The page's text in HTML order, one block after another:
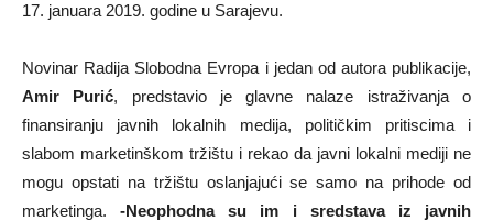
17. januara 2019. godine u Sarajevu.
Novinar Radija Slobodna Evropa i jedan od autora publikacije,
Amir Purić, predstavio je glavne nalaze istraživanja o
finansiranju javnih lokalnih medija, političkim pritiscima i
slabom marketinškom tržištu i rekao da javni lokalni mediji ne
mogu opstati na tržištu oslanjajući se samo na prihode od
marketinga.-Neophodna su im i sredstava iz javnih